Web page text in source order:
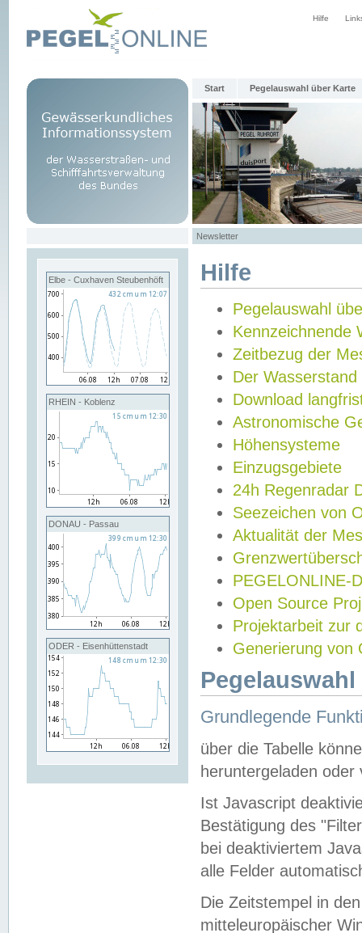
Hilfe
Start Pegelauswahl über Karte
Newsletter
Elbe - Cuxhaven Steubenhöft
RHEIN - Koblenz
DONAU - Passau
ODER - Eisenhüttenstadt
Hilfe
Pegelauswahl
Kennzeichnende
Zeitbezug der
Der Wasserstand
Download
Astronomische
Höhensysteme
Einzugsgebiete
24h Regenradar
Seezeichen von
Aktualität der
PEGELONLINE-
Open Source
Projektarbeit zur
Generierung von
Grundlegende
über die Tabelle
heruntergeladen oder
Ist Javascript
Bestätigung des
bei deaktiviertem
alle Felder
Die Zeitstempel in
mitteleuropäischer